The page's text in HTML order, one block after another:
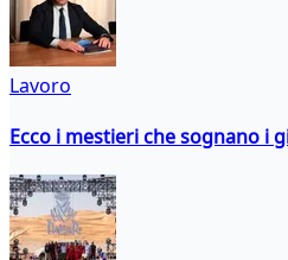
Lavoro
Ecco i mestieri che sognano i